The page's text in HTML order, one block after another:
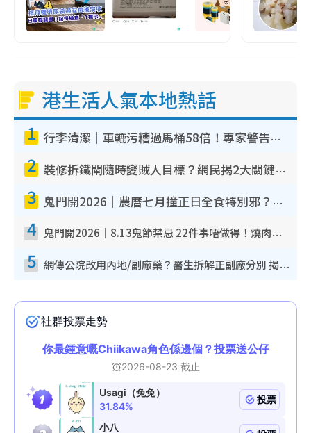
港生活人氣本地熱話
1 行李清潔｜車轆污糟過馬桶58倍！專家警告忌用酒精抹 教1招免污手除菌
2 裝修拆鐵閘隨時變賊人目標？網民揭2大關鍵用途：裝新式等於白裝？附新舊鐵閘分別
3 鬼門開2026｜農曆七月撞正日全食特別邪？專家警告切忌做一事！揭4大禁忌+2招保平安
4 鬼門開2026｜8.13鬼節禁忌 22件事唔做得！燒肉、刺身要少食？半夜勿吹口哨/打呢個電話
5 網傳公院改用內地/副廠藥？醫生拆解正副廠分別 揭4類人換藥隨時出事